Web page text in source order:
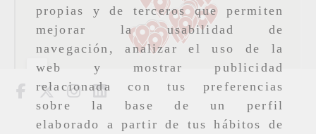
propias y de terceros que permiten
mejorar la usabilidad de
navegación, analizar el uso de la
web y mostrar publicidad
relacionada con tus preferencias
sobre la base de un perfil
elaborado a partir de tus hábitos de